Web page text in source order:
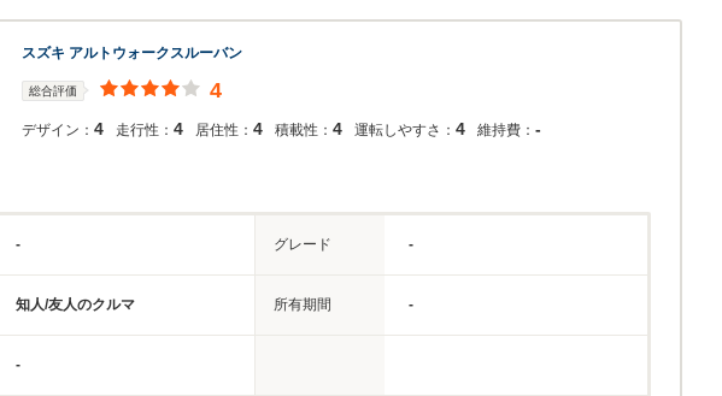
スズキ アルトウォークスルーバン
総合評価 4
デザイン： 4 走行性： 4 居住性： 4 積載性： 4 運転しやすさ： 4 維持費： -
- グレード -
知人/友人のクルマ 所有期間 -
-